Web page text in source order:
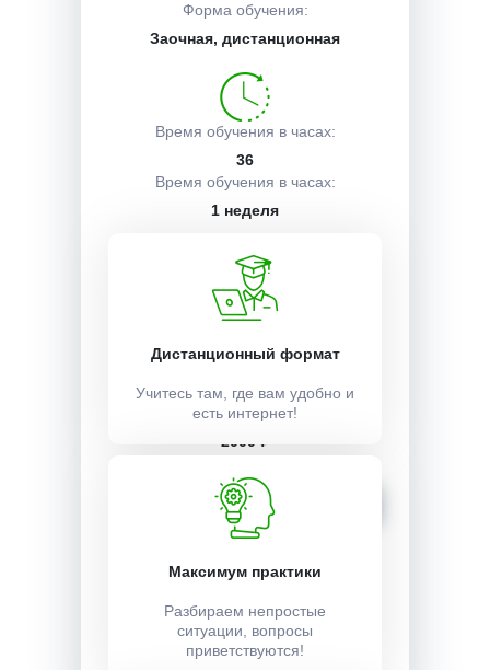
Форма обучения:
Заочная, дистанционная
Время обучения в часах:
36
Время обучения в часах:
1 неделя
Учебный план:
Получить
Стоимость:
2000 ₽
Записаться
Получаемые документы
Условия поступления
Дистанционный формат
Учитесь там, где вам удобно и
есть интернет!
Максимум практики
Разбираем непростые
ситуации, вопросы
приветствуются!